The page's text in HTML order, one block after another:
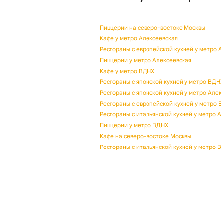
Пиццерии на северо-востоке Москвы
Кафе у метро Алексеевская
Рестораны с европейской кухней у метро
Пиццерии у метро Алексеевская
Кафе у метро ВДНХ
Рестораны с японской кухней у метро
Рестораны с японской кухней у метро
Рестораны с европейской кухней у метро
Рестораны с итальянской кухней у метро
Пиццерии у метро ВДНХ
Кафе на северо-востоке Москвы
Рестораны с итальянской кухней у метро